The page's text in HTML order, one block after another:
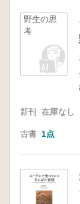
野生の思
考
新刊 在庫なし
古書 1点